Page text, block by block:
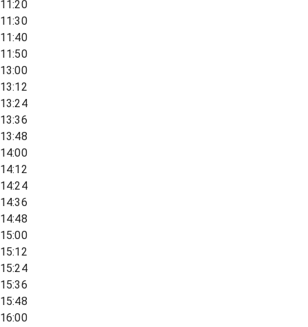
11:20
11:30
11:40
11:50
13:00
13:12
13:24
13:36
13:48
14:00
14:12
14:24
14:36
14:48
15:00
15:12
15:24
15:36
15:48
16:00